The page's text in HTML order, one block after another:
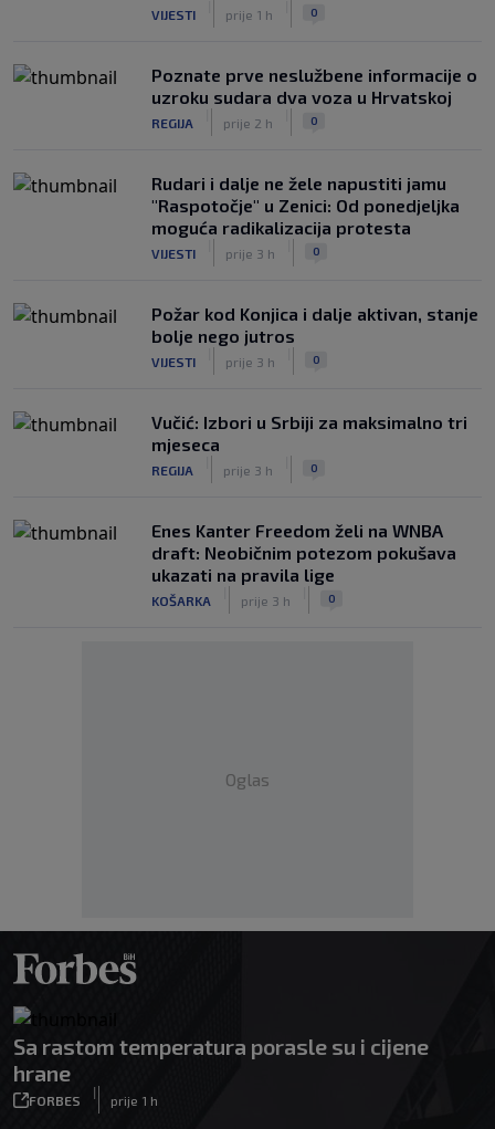
VIJESTI prije 1 h 0
Poznate prve neslužbene informacije o
uzroku sudara dva voza u Hrvatskoj
REGIJA prije 2 h 0
Rudari i dalje ne žele napustiti jamu
"Raspotočje" u Zenici: Od ponedjeljka
moguća radikalizacija protesta
VIJESTI prije 3 h 0
Požar kod Konjica i dalje aktivan, stanje
bolje nego jutros
VIJESTI prije 3 h 0
Vučić: Izbori u Srbiji za maksimalno tri
mjeseca
REGIJA prije 3 h 0
Enes Kanter Freedom želi na WNBA
draft: Neobičnim potezom pokušava
ukazati na pravila lige
KOŠARKA prije 3 h 0
Oglas
Sa rastom temperatura porasle su i cijene
hrane
FORBES
|
prije 1 h